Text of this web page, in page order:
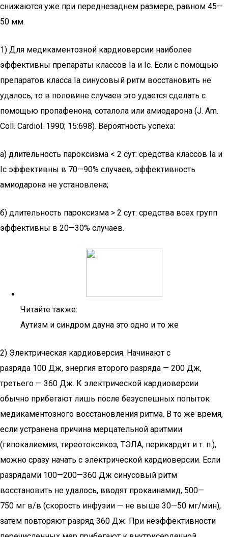
снижаются уже при переднезаднем размере, равном 45—
50 мм.
1) Для медикаментозной кардиоверсии наиболее
эффективны препараты классов Ia и Ic. Если с помощью
препаратов класса Ia синусовый ритм восстановить не
удалось, то в половине случаев это удается сделать с
помощью пропафенона, соталола или амиодарона (J. Am.
Coll. Cardiol. 1990; 15:698). Вероятность успеха:
а) длительность пароксизма < 2 сут: средства классов Ia и
Ic эффективны в 70—90% случаев, эффективность
амиодарона не установлена;
б) длительность пароксизма > 2 сут: средства всех групп
эффективны в 20—30% случаев.
Читайте также:
Аутизм и синдром дауна это одно и то же
2) Электрическая кардиоверсия. Начинают с
разряда 100 Дж, энергия второго разряда — 200 Дж,
третьего — 360 Дж. К электрической кардиоверсии
обычно прибегают лишь после безуспешных попыток
медикаментозного восстановления ритма. В то же время,
если устранена причина мерцательной аритмии
(гипокалиемия, тиреотоксикоз, ТЭЛА, перикардит и т. п.),
можно сразу начать с электрической кардиоверсии. Если
разрядами 100—200—360 Дж синусовый ритм
восстановить не удалось, вводят прокаинамид, 500—
750 мг в/в (скорость инфузии — не выше 30—50 мг/мин),
затем повторяют разряд 360 Дж. При неэффективности